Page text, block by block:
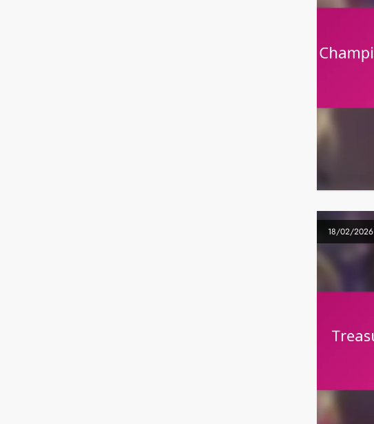
18/02/2026